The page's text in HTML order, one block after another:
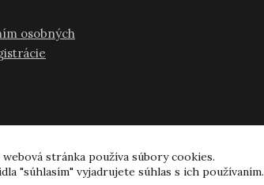
osobných
stránka používa súbory cookies.
"súhlasím" vyjadrujete súhlas s ich používaním.